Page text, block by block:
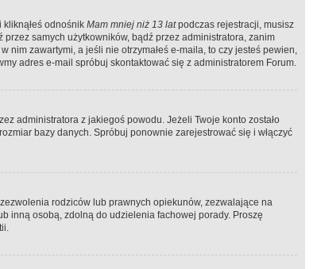
kliknąłeś odnośnik Mam mniej niż 13 latpodczas rejestracji, musisz
samych użytkowników, bądź przez administratora, zanim
nim zawartymi, a jeśli nie otrzymałeś e-maila, to czy jesteś pewien,
adres e-mail spróbuj skontaktować się z administratorem Forum.
administratora z jakiegoś powodu. Jeżeli Twoje konto zostało
bazy danych. Spróbuj ponownie zarejestrować się i włączyć
rodziców lub prawnych opiekunów, zezwalające na
inną osobą, zdolną do udzielenia fachowej porady. Proszę